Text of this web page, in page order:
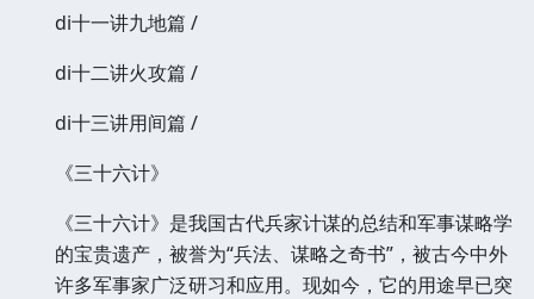
di十一讲九地篇 /
di十二讲火攻篇 /
di十三讲用间篇 /
《三十六计》
《三十六计》是我国古代兵家计谋的总结和军事谋略学
的宝贵遗产，被誉为“兵法、谋略之奇书”，被古今中外
许多军事家广泛研习和应用。现如今，它的用途早已突